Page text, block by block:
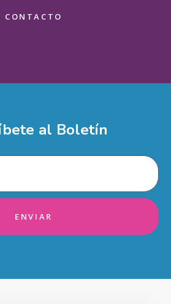
CONTACTO
al Boletín
ENVIAR
Enviar